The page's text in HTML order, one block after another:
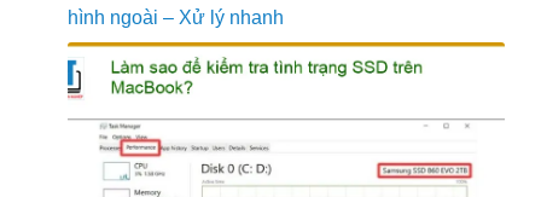
hình ngoài – Xử lý nhanh